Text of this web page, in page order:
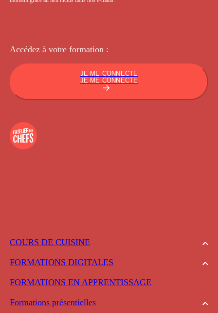
COURS DE CUISINE
FORMATIONS DIGITALES
FORMATIONS EN APPRENTISSAGE
Formations présentielles
Accédez à votre formation :
JE ME CONNECTE
JE ME CONNECTE